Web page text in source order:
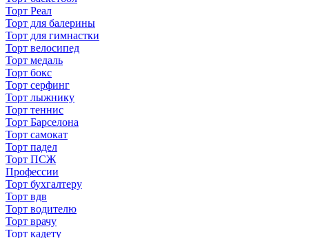
Торт Реал
Торт для балерины
Торт для гимнастки
Торт велосипед
Торт медаль
Торт бокс
Торт серфинг
Торт лыжнику
Торт теннис
Торт Барселона
Торт самокат
Торт падел
Торт ПСЖ
Профессии
Торт бухгалтеру
Торт вдв
Торт водителю
Торт врачу
Торт кадету